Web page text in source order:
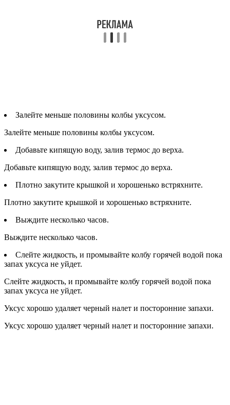
Залейте меньше половины колбы уксусом.
Залейте меньше половины колбы уксусом.
Добавьте кипящую воду, залив термос до верха.
Добавьте кипящую воду, залив термос до верха.
Плотно закутите крышкой и хорошенько встряхните.
Плотно закутите крышкой и хорошенько встряхните.
Выждите несколько часов.
Выждите несколько часов.
Слейте жидкость, и промывайте колбу горячей водой пока
запах уксуса не уйдет.
Слейте жидкость, и промывайте колбу горячей водой пока
запах уксуса не уйдет.
Уксус хорошо удаляет черный налет и посторонние запахи.
Уксус хорошо удаляет черный налет и посторонние запахи.